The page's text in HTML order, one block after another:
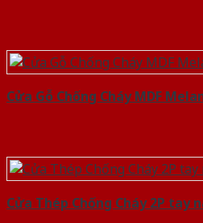
Cửa Gỗ Chống Cháy MDF
Cửa Thép Chống Cháy 2P tay